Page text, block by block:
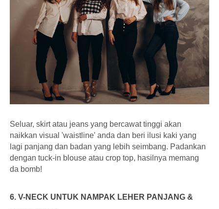
Seluar, skirt atau jeans yang bercawat tinggi akan
naikkan visual 'waistline' anda dan beri ilusi kaki yang
lagi panjang dan badan yang lebih seimbang. Padankan
dengan tuck-in blouse atau crop top, hasilnya memang
da bomb!
6. V-NECK UNTUK NAMPAK LEHER PANJANG &